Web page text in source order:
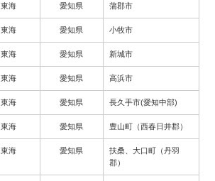
東海 愛知県 蒲郡市
東海 愛知県 小牧市
東海 愛知県 新城市
東海 愛知県 高浜市
東海 愛知県 長久手市(愛知中部)
東海 愛知県 豊山町（西春日井郡）
東海 愛知県
扶桑、大口町（丹羽
郡）